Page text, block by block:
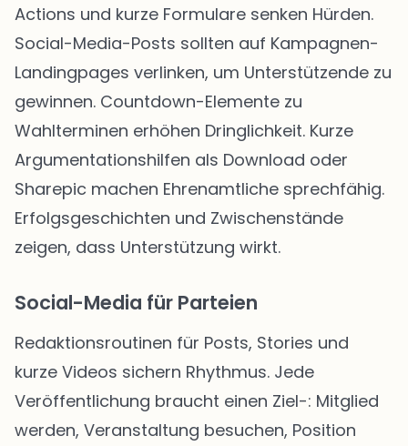
Actions und kurze Formulare senken Hürden.
Social-Media-Posts sollten auf Kampagnen-
Landingpages verlinken, um Unterstützende zu
gewinnen. Countdown-Elemente zu
Wahlterminen erhöhen Dringlichkeit. Kurze
Argumentationshilfen als Download oder
Sharepic machen Ehrenamtliche sprechfähig.
Erfolgsgeschichten und Zwischenstände
zeigen, dass Unterstützung wirkt.
Social-Media für Parteien
Redaktionsroutinen für Posts, Stories und
kurze Videos sichern Rhythmus. Jede
Veröffentlichung braucht einen Ziel-: Mitglied
werden, Veranstaltung besuchen, Position